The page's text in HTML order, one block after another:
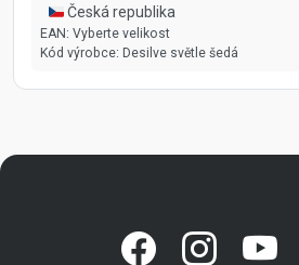
🇨🇿 Česká republika
EAN: Vyberte velikost
Kód výrobce: Desilve světle šedá